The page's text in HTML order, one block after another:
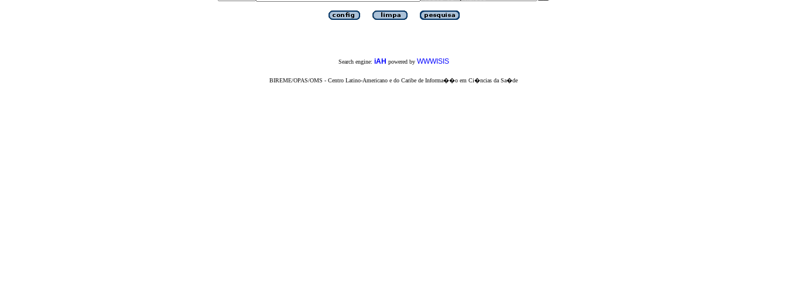
Search engine: iAH powered by WWWISIS
BIREME/OPAS/OMS - Centro Latino-Americano e do Caribe de Informa��o em Ci�ncias da Sa�de